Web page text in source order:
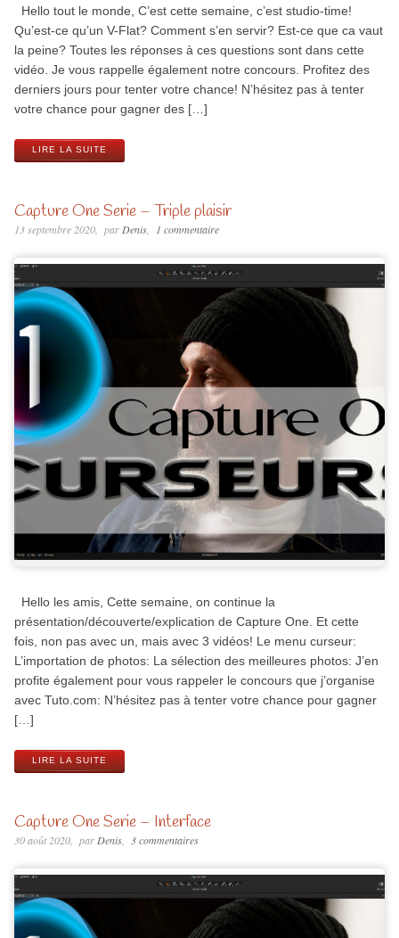
Hello tout le monde, C’est cette semaine, c’est studio-time!
Qu’est-ce qu’un V-Flat? Comment s’en servir? Est-ce que ca vaut
la peine? Toutes les réponses à ces questions sont dans cette
vidéo. Je vous rappelle également notre concours. Profitez des
derniers jours pour tenter votre chance! N’hésitez pas à tenter
votre chance pour gagner des […]
LIRE LA SUITE
Capture One Serie – Triple plaisir
13 septembre 2020 par Denis 1 commentaire
Hello les amis, Cette semaine, on continue la
présentation/découverte/explication de Capture One. Et cette
fois, non pas avec un, mais avec 3 vidéos! Le menu curseur:
L’importation de photos: La sélection des meilleures photos: J’en
profite également pour vous rappeler le concours que j’organise
avec Tuto.com: N’hésitez pas à tenter votre chance pour gagner
[…]
LIRE LA SUITE
Capture One Serie – Interface
30 août 2020 par Denis 3 commentaires